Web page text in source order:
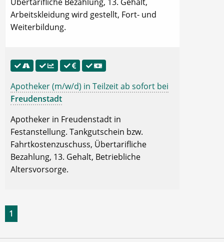
Übertarifliche Bezahlung, 13. Gehalt,
Arbeitskleidung wird gestellt, Fort- und
Weiterbildung.
Apotheker (m/w/d) in Teilzeit ab sofort bei
Freudenstadt
Apotheker in Freudenstadt in
Festanstellung. Tankgutschein bzw.
Fahrtkostenzuschuss, Übertarifliche
Bezahlung, 13. Gehalt, Betriebliche
Altersvorsorge.
1